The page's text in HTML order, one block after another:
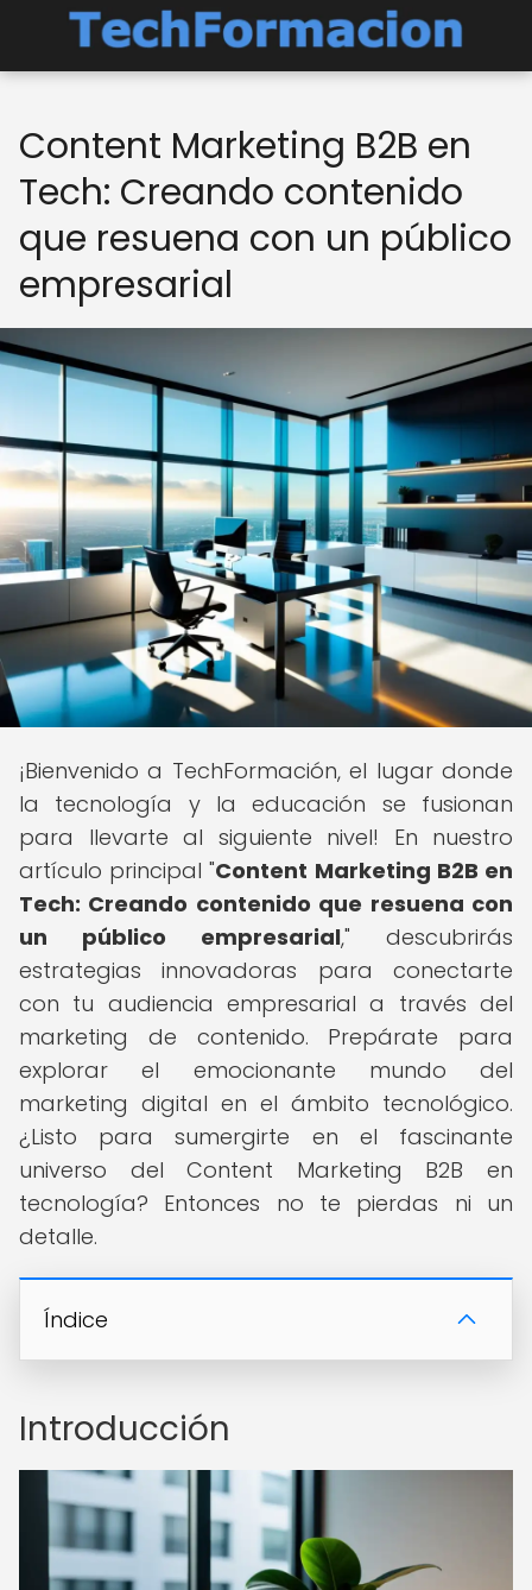
Content Marketing B2B en
Tech: Creando contenido
que resuena con un público
empresarial
¡Bienvenido a TechFormación, el lugar donde
la tecnología y la educación se fusionan
para llevarte al siguiente nivel! En nuestro
artículo principal "Content Marketing B2B en
Tech: Creando contenido que resuena con
un público empresarial," descubrirás
estrategias innovadoras para conectarte
con tu audiencia empresarial a través del
marketing de contenido. Prepárate para
explorar el emocionante mundo del
marketing digital en el ámbito tecnológico.
¿Listo para sumergirte en el fascinante
universo del Content Marketing B2B en
tecnología? Entonces no te pierdas ni un
detalle.
Índice
Introducción